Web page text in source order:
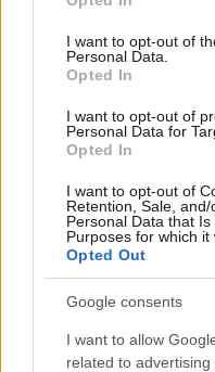
use your data for below
consent section.
I want to opt-out of
Personal Data.
Opted In
I want to opt-out of
Personal Data for
Opted In
I want to opt-out of
Retention, Sale,
Personal Data that
Purposes for which it
Opted Out
Google consents
I want to allow
related to
„Csonka
érzés"
mtothorsi•2020. július 15.
Megtartotta
Sándor Színház. A